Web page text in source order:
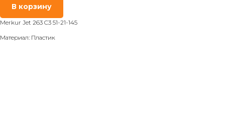
В корзину
Merkur Jet 263 C3 51-21-145
Материал: Пластик